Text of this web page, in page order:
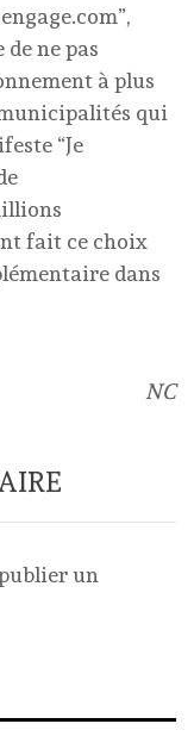
ne pas
à plus
qui
“Je
fait ce choix
dans
NC
un